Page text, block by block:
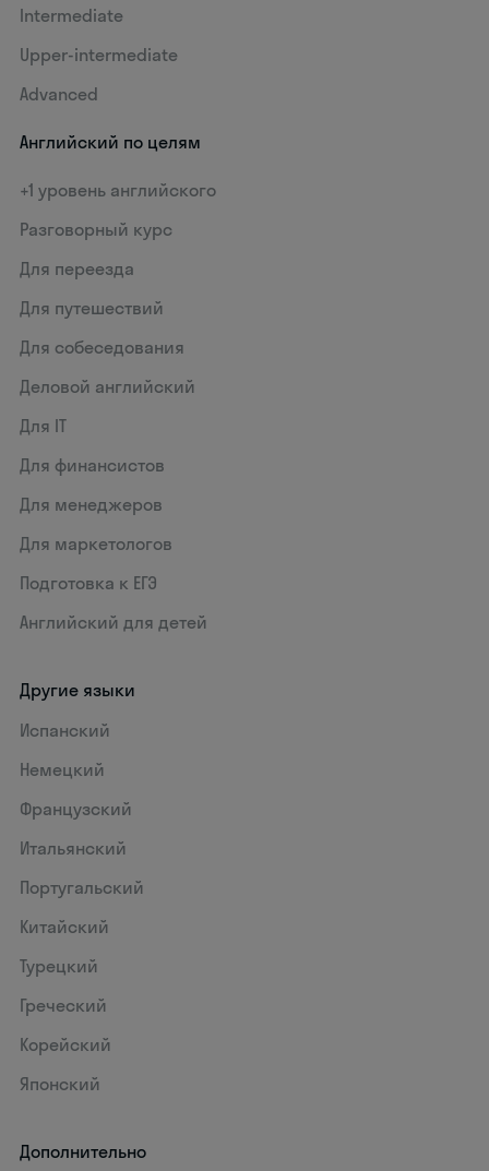
Intermediate
Upper-intermediate
Advanced
Английский по целям
+1 уровень английского
Разговорный курс
Для переезда
Для путешествий
Для собеседования
Деловой английский
Для IT
Для финансистов
Для менеджеров
Для маркетологов
Подготовка к ЕГЭ
Английский для детей
Другие языки
Испанский
Немецкий
Французский
Итальянский
Португальский
Китайский
Турецкий
Греческий
Корейский
Японский
Дополнительно